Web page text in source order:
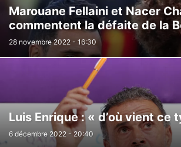
Marouane Fellaini et Nacer
commentent la défaite de la
28 novembre 2022 - 16:30
Luis Enrique : « d’où vient ce
6 décembre 2022 - 20:40